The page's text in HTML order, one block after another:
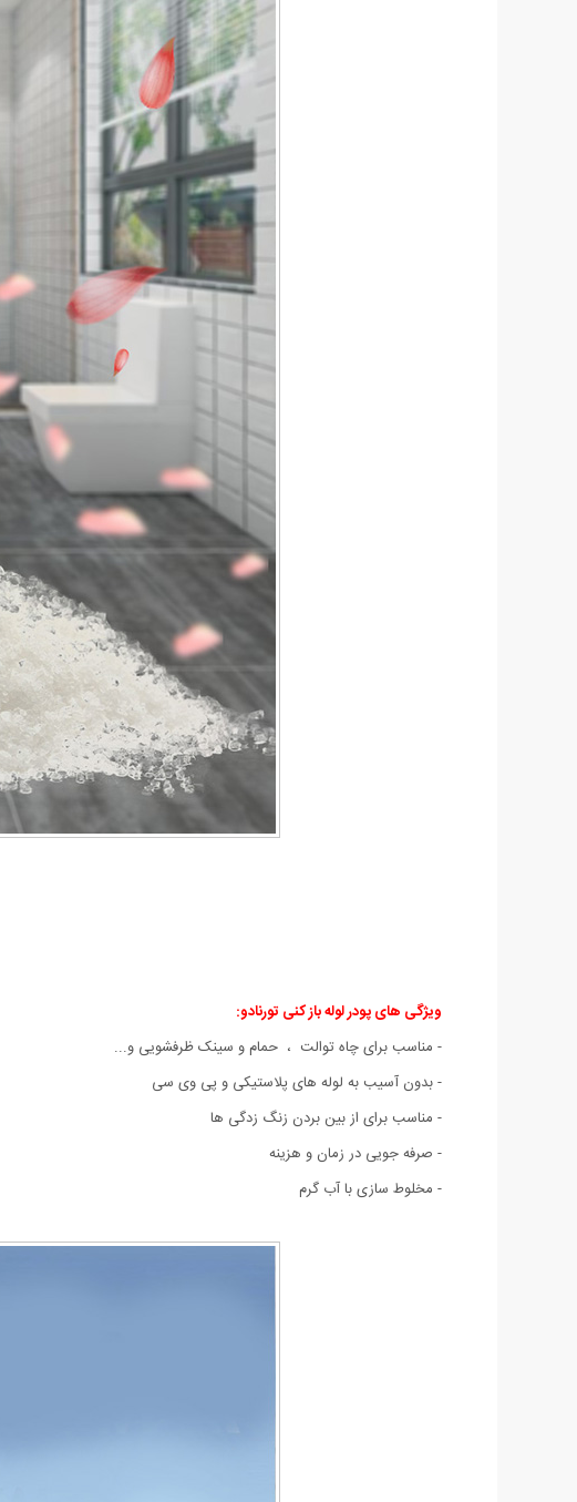
ویژگی های پودر لوله باز کنی تورنادو:
- مناسب برای چاه توالت ، حمام و سینک ظرفشویی و...
- بدون آسیب به لوله های پلاستیکی و پی وی سی
- مناسب برای از بین بردن زنگ زدگی ها
- صرفه جویی در زمان و هزینه
- مخلوط سازی با آب گرم